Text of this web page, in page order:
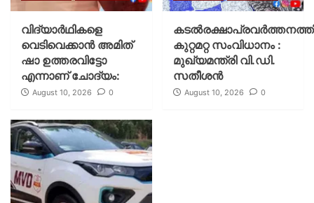
വിദ്യാര്‍ഥികളെ
വെടിവെക്കാന്‍ അമിത്
ഷാ ഉത്തരവിട്ടോ
എന്നാണ് ചോദ്യം:
August 10, 2026 0
കുറ്റമറ്റ സംവിധാനം :
മുഖ്യമന്ത്രി വി.ഡി.
സതീശന്‍
August 10, 2026 0